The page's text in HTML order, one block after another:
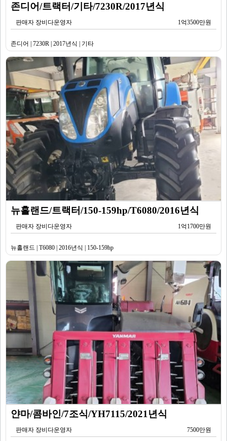
존디어/트랙터/기타/7230R/2017년식
판매자 장비다운영자 1억3500만원
존디어 | 7230R | 2017년식 | 기타
뉴홀랜드/트랙터/150-159hp/T6080/2016년식
판매자 장비다운영자 1억1700만원
뉴홀랜드 | T6080 | 2016년식 | 150-159hp
얀마/콤바인/7조식/YH7115/2021년식
판매자 장비다운영자 7500만원